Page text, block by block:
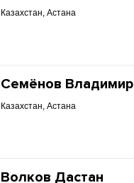
Казахстан, Астана
Семёнов Владимир
Казахстан, Астана
Волков Дастан